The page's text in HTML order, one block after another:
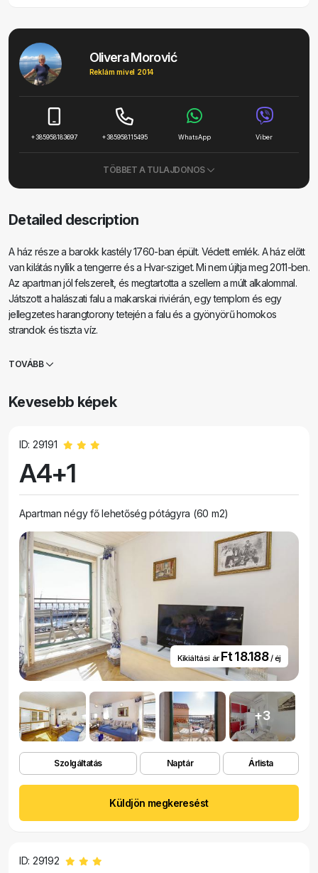
Olivera Morović
Reklám mivel 2014
+385958183697 +385958115495 WhatsApp Viber
TÖBBET A TULAJDONOS
Detailed description
A ház része a barokk kastély 1760-ban épült. Védett emlék. A ház előtt
van kilátás nyílik a tengerre és a Hvar-sziget. Mi nem újítja meg 2011-ben.
Az apartman jól felszerelt, és megtartotta a szellem a múlt alkalommal.
Játszott a halászati ​​falu a makarskai riviérán, egy templom és egy
jellegzetes harangtorony tetején a falu és a gyönyörű homokos
strandok és tiszta víz.
TOVÁBB
Kevesebb képek
ID: 29191
A4+1
Apartman négy fő lehetőség pótágyra (60 m2)
Kikiáltási ár Ft 18.188/ éj
+3
Szolgáltatás Naptár Árlista
Küldjön megkeresést
ID: 29192